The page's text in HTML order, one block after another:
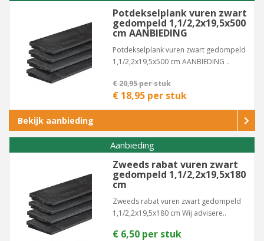
Potdekselplank vuren zwart
gedompeld 1,1/2,2x19,5x500
cm AANBIEDING
Potdekselplank vuren zwart gedompeld
1,1/2,2x19,5x500 cm AANBIEDING ..
€ 20,95 per stuk
€ 18,95 per stuk
Bekijk aanbieding
Aanbieding
Zweeds rabat vuren zwart
gedompeld 1,1/2,2x19,5x180
cm
Zweeds rabat vuren zwart gedompeld
1,1/2,2x19,5x180 cm Wij advisere..
€ 6,50 per stuk